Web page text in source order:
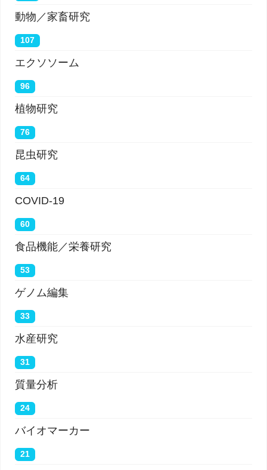
動物／家畜研究
107
エクソソーム
96
植物研究
76
昆虫研究
64
COVID-19
60
食品機能／栄養研究
53
ゲノム編集
33
水産研究
31
質量分析
24
バイオマーカー
21